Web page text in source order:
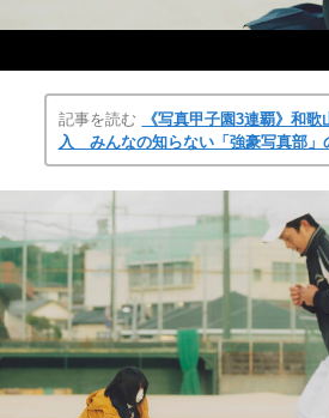
記事を読む
《写真甲子園3連覇》和
入 みんなの知らない「強豪写真部」